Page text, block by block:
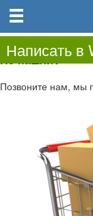
0.00
0
Не нашли?
Позвоните нам, мы
Написать в